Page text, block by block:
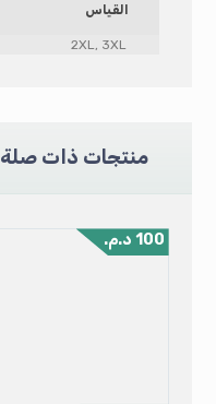
القياس
2XL, 3XL
منتجات ذات صلة
100 د.م.